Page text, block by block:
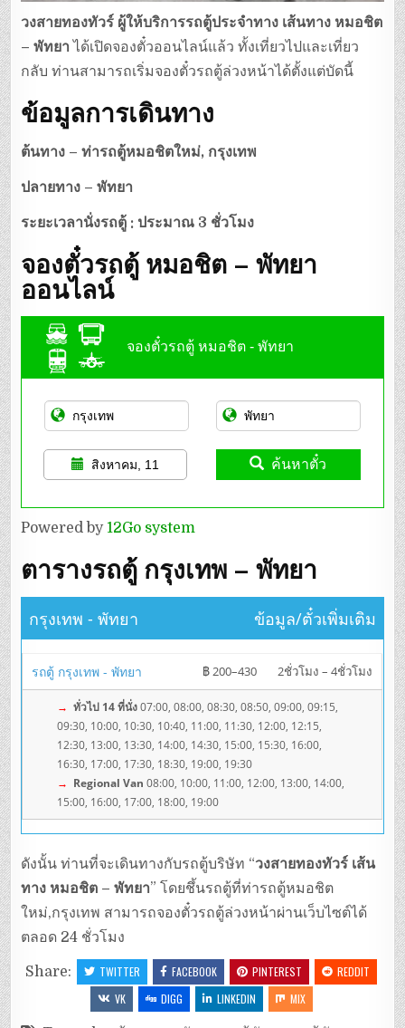
วงสายทองทัวร์ ผู้ให้บริการรถตู้ประจำทาง เส้นทาง หมอชิต
– พัทยาได้เปิดจองตั๋วออนไลน์แล้ว ทั้งเที่ยวไปและเที่ยว
กลับ ท่านสามารถเริ่มจองตั๋วรถตู้ล่วงหน้าได้ตั้งแต่บัดนี้
ข้อมูลการเดินทาง
ต้นทาง – ท่ารถตู้หมอชิตใหม่, กรุงเทพ
ปลายทาง – พัทยา
ระยะเวลานั่งรถตู้ : ประมาณ 3 ชั่วโมง
จองตั๋วรถตู้ หมอชิต – พัทยา
ออนไลน์
จองตั๋วรถตู้ หมอชิต - พัทยา
สิงหาคม, 11 ค้นหาตั๋ว
Powered by 12Go system
ตารางรถตู้ กรุงเทพ – พัทยา
กรุงเทพ - พัทยา ข้อมูล/ตั๋วเพิ่มเติม
รถตู้ กรุงเทพ - พัทยา ฿ 200–430 2ชั่วโมง – 4ชั่วโมง
→ ทั่วไป 14 ที่นั่ง07:00, 08:00, 08:30, 08:50, 09:00, 09:15,
09:30, 10:00, 10:30, 10:40, 11:00, 11:30, 12:00, 12:15,
12:30, 13:00, 13:30, 14:00, 14:30, 15:00, 15:30, 16:00,
16:30, 17:00, 17:30, 18:30, 19:00, 19:30
→ Regional Van 08:00, 10:00, 11:00, 12:00, 13:00, 14:00,
15:00, 16:00, 17:00, 18:00, 19:00
ดังนั้น ท่านที่จะเดินทางกับรถตู้บริษัท “วงสายทองทัวร์ เส้น
ทาง หมอชิต – พัทยา” โดยชึ้นรถตู้ที่ท่ารถตู้หมอชิต
ใหม่,กรุงเทพ สามารถจองตั๋วรถตู้ล่วงหน้าผ่านเว็บไซต์ได้
ตลอด 24 ชั่วโมง
Share: TWITTER FACEBOOK PINTEREST
REDDIT
VK
DIGG LINKEDIN MIX